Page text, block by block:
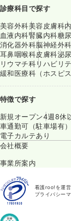
診療科目で探す
美容外科美容皮膚科
血液内科腎臓内科糖
消化器外科脳神経外科
耳鼻咽喉科皮膚科泌
リウマチ科リハビリ
緩和医療科（ホスピス
特徴で探す
新規オープン4週8休
車通勤可（駐車場有）
電子カルテあり
会社概要
事業所案内
看護roo!を運
プライバシー